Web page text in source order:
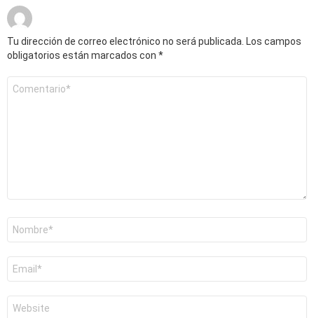
Tu dirección de correo electrónico no será publicada. Los campos
obligatorios están marcados con *
electrónico
*